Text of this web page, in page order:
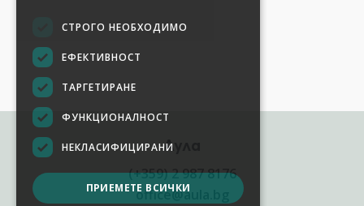
Аула
(+359) 2 987 8176
office@aula.bg
СТРОГО НЕОБХОДИМО
ЕФЕКТИВНОСТ
ТАРГЕТИРАНЕ
ФУНКЦИОНАЛНОСТ
НЕКЛАСИФИЦИРАНИ
ПРИЕМЕТЕ ВСИЧКИ